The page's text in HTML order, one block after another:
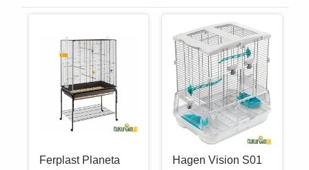
Ferplast Planeta
Hagen Vision S01